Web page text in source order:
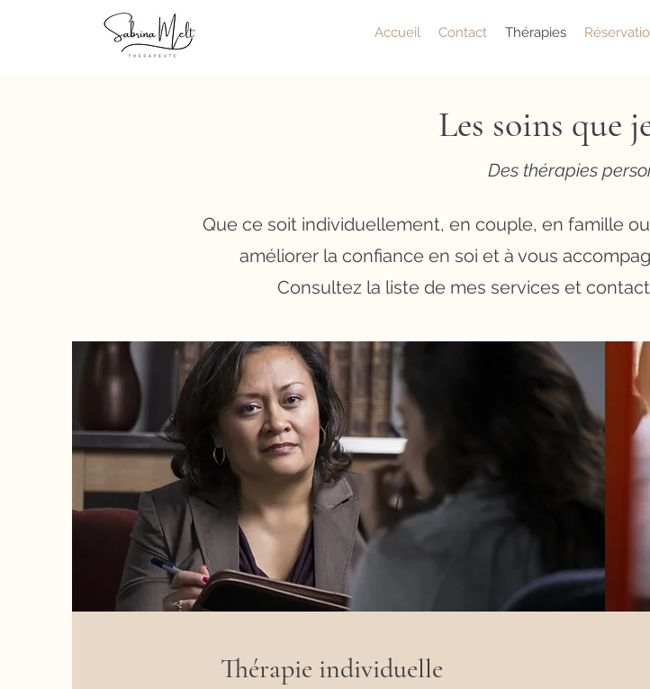
Accueil Contact Thérapies
Les soins que
Des thérapies
Que ce soit individuellement, en couple, en famille
améliorer la confiance en soi et à vous
Consultez la liste de mes services et
Thérapie individuelle